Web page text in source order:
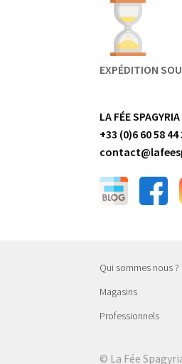
EXPÉDITION
LA FÉE
+33 (0)6 60 58 44
Qui sommes nous ?
Magasins
Professionnels
© La Fée